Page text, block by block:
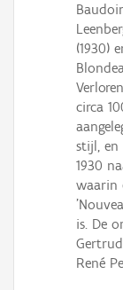
(1930)
circa
stijl, en
1930
waarin
is. De
René